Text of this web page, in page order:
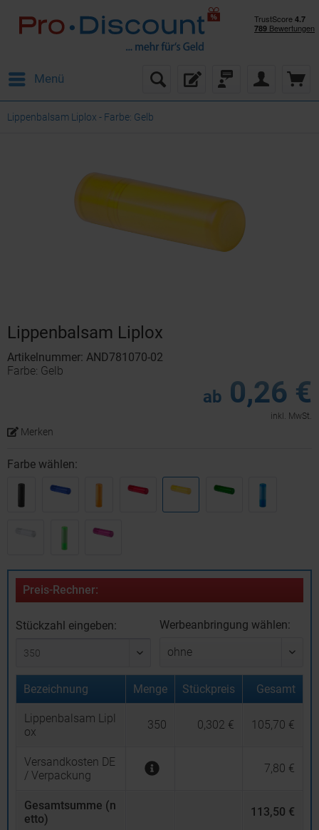
Menü
Lippenbalsam Liplox - Farbe: Gelb
Lippenbalsam Liplox
Artikelnummer: AND781070-02
Farbe: Gelb
ab 0,26 €
inkl. MwSt.
Merken
Farbe wählen:
Preis-Rechner:
Stückzahl eingeben: Werbeanbringung wählen:
Bezeichnung Menge Stückpreis Gesamt
Lippenbalsam Lipl
ox
350 0,302 € 105,70 €
Versandkosten DE
/ Verpackung
7,80 €
Gesamtsumme (n
etto)
113,50 €